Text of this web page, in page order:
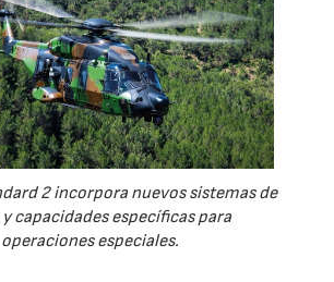
2 incorpora nuevos sistemas de
capacidades específicas para
operaciones especiales.